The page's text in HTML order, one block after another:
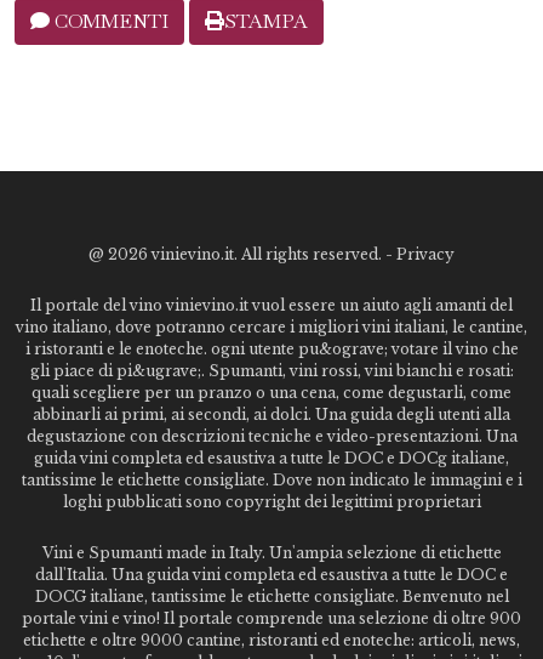
COMMENTI STAMPA
@ 2026 vinievino.it. All rights reserved. - Privacy
Il portale del vino vinievino.it vuol essere un aiuto agli amanti del
vino italiano, dove potranno cercare i migliori vini italiani, le cantine,
i ristoranti e le enoteche. ogni utente pu&ograve; votare il vino che
gli piace di pi&ugrave;. Spumanti, vini rossi, vini bianchi e rosati:
quali scegliere per un pranzo o una cena, come degustarli, come
abbinarli ai primi, ai secondi, ai dolci. Una guida degli utenti alla
degustazione con descrizioni tecniche e video-presentazioni. Una
guida vini completa ed esaustiva a tutte le DOC e DOCg italiane,
tantissime le etichette consigliate. Dove non indicato le immagini e i
loghi pubblicati sono copyright dei legittimi proprietari
Vini e Spumanti made in Italy. Un'ampia selezione di etichette
dall'Italia. Una guida vini completa ed esaustiva a tutte le DOC e
DOCG italiane, tantissime le etichette consigliate. Benvenuto nel
portale vini e vino! Il portale comprende una selezione di oltre 900
etichette e oltre 9000 cantine, ristoranti ed enoteche: articoli, news,